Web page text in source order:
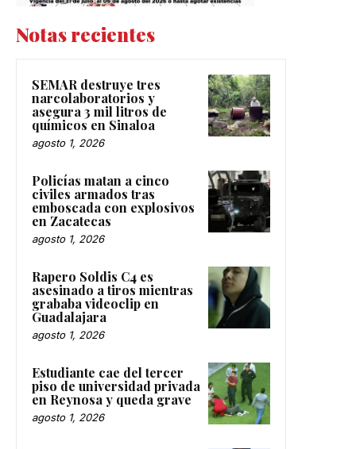
Notas recientes
SEMAR destruye tres
narcolaboratorios y
asegura 3 mil litros de
químicos en Sinaloa
agosto 1, 2026
Policías matan a cinco
civiles armados tras
emboscada con explosivos
en Zacatecas
agosto 1, 2026
Rapero Soldis C4 es
asesinado a tiros mientras
grababa videoclip en
Guadalajara
agosto 1, 2026
Estudiante cae del tercer
piso de universidad privada
en Reynosa y queda grave
agosto 1, 2026